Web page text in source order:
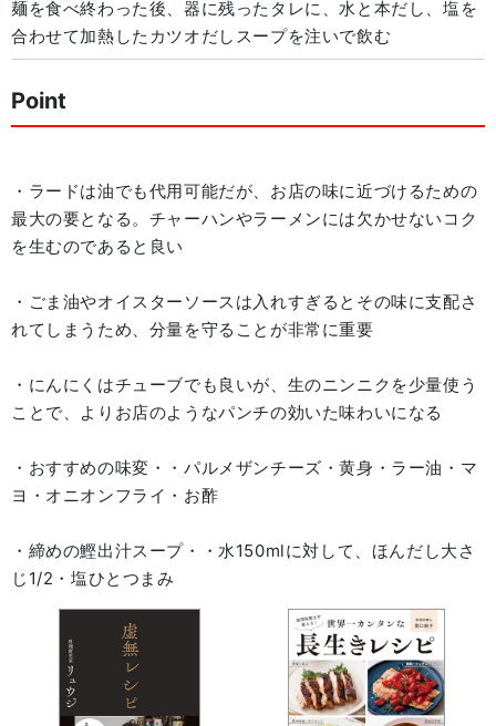
麺を食べ終わった後、器に残ったタレに、水と本だし、塩を
合わせて加熱したカツオだしスープを注いで飲む
Point
・ラードは油でも代用可能だが、お店の味に近づけるための
最大の要となる。チャーハンやラーメンには欠かせないコク
を生むのであると良い
・ごま油やオイスターソースは入れすぎるとその味に支配さ
れてしまうため、分量を守ることが非常に重要
・にんにくはチューブでも良いが、生のニンニクを少量使う
ことで、よりお店のようなパンチの効いた味わいになる
・おすすめの味変・・パルメザンチーズ・黄身・ラー油・マ
ヨ・オニオンフライ・お酢
・締めの鰹出汁スープ・・水150mlに対して、ほんだし大さ